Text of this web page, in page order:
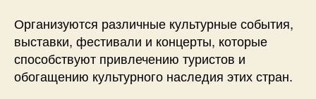
Организуются различные культурные события,
выставки, фестивали и концерты, которые
способствуют привлечению туристов и
обогащению культурного наследия этих стран.